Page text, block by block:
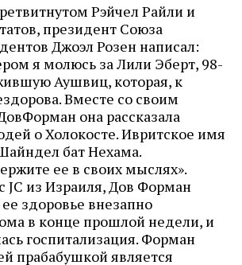
Рэйчел Райли и
президент Союза
Джоэл Розен написал:
я молюсь за Лили Эберт, 98-
Аушвиц, которая, к
Вместе со своим
она рассказала
о Холокосте. Ивритское имя
бат Нехама.
ее в своих мыслях».
JC из Израиля, Дов Форман
ее здоровье внезапно
в конце прошлой недели, и
госпитализация. Форман
прабабушкой является